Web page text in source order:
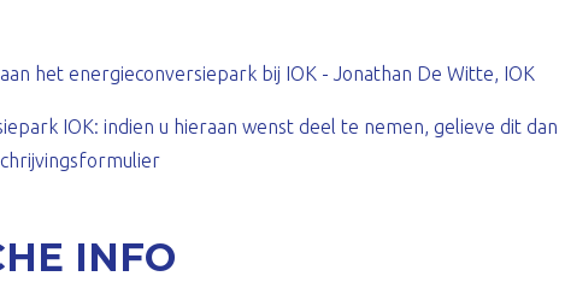
het energieconversiepark bij IOK - Jonathan De Witte, IOK
IOK: indien u hieraan wenst deel te nemen, gelieve dit dan
INFO